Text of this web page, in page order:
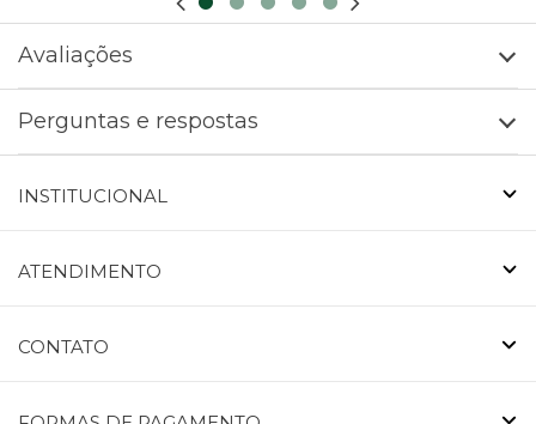
Avaliações
Perguntas e respostas
INSTITUCIONAL
ATENDIMENTO
CONTATO